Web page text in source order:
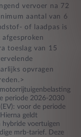
vervoer na 72
aantal van 6
of laadpas is
toeslag van 15
opvragen
periode 2026-2030
voor de periode
geldt
hybride voertuigen
mrb-tarief. Deze